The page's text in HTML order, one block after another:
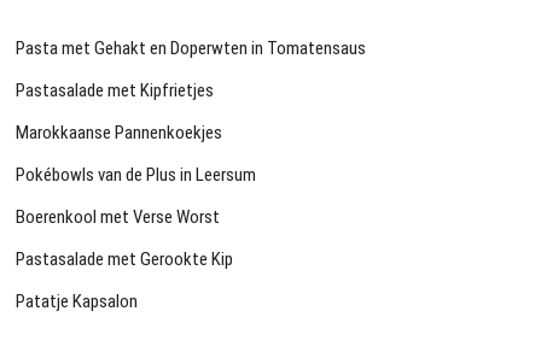
Pasta met Gehakt en Doperwten in Tomatensaus
Pastasalade met Kipfrietjes
Marokkaanse Pannenkoekjes
Pokébowls van de Plus in Leersum
Boerenkool met Verse Worst
Pastasalade met Gerookte Kip
Patatje Kapsalon